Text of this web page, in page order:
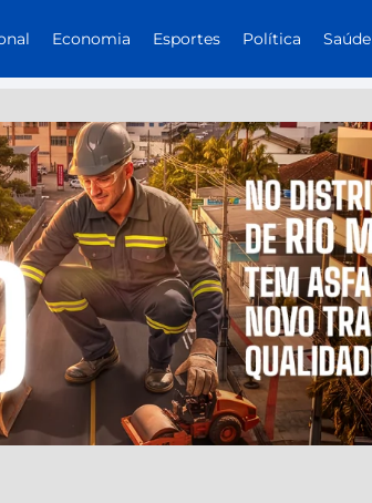
Economia Esportes Política Saúde